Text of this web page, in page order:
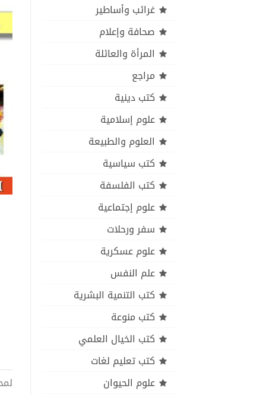
غرائب وأساطير
صحافة وإعلام
المرأة والعائلة
مراجع
كتب دينية
علوم إسلامية
العلوم والطبيعة
كتب سياسية
كتب الفلسفة
علوم إجتماعية
سفر ورحلات
علوم عسكرية
علم النفس
كتب التنمية البشرية
كتب منوعة
كتب الخيال العلمي
كتب تعليم لغات
علوم الحيوان